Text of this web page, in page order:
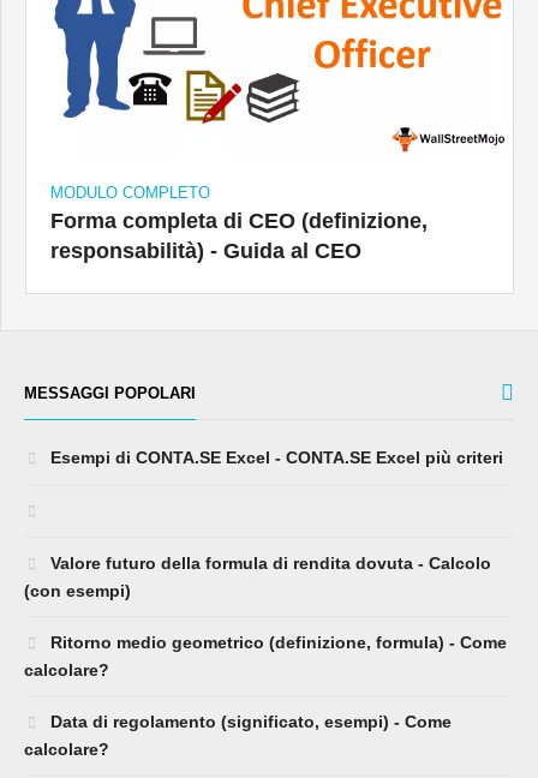
MODULO COMPLETO
Forma completa di CEO (definizione,
responsabilità) - Guida al CEO
MESSAGGI POPOLARI
Esempi di CONTA.SE Excel - CONTA.SE Excel più criteri
Valore futuro della formula di rendita dovuta - Calcolo
(con esempi)
Ritorno medio geometrico (definizione, formula) - Come
calcolare?
Data di regolamento (significato, esempi) - Come
calcolare?